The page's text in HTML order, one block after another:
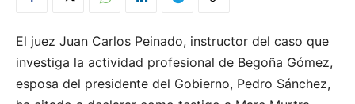
El juez Juan Carlos Peinado, instructor del caso que
investiga la actividad profesional de Begoña Gómez,
esposa del presidente del Gobierno, Pedro Sánchez,